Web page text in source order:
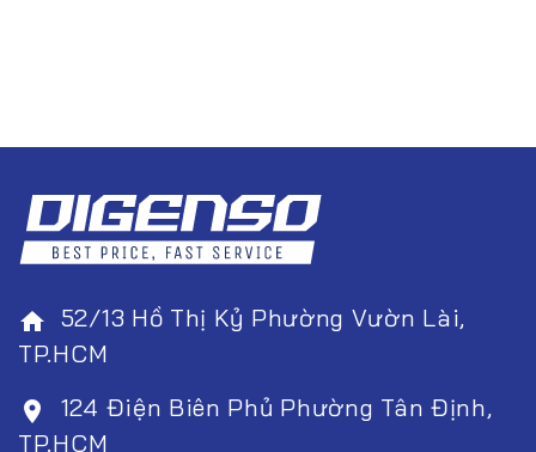
home 52/13 Hồ Thị Kỷ Phường Vườn Lài,
TP.HCM
room
124 Điện Biên Phủ Phường Tân Định,
TP.HCM